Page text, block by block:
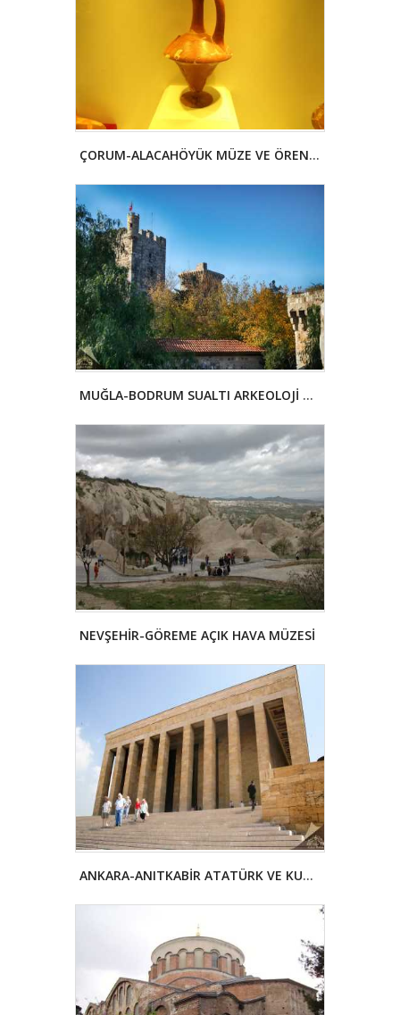
ÇORUM-ALACAHÖYÜK MÜZE VE ÖREN YERİ
MUĞLA-BODRUM SUALTI ARKEOLOJİ MÜZESİ (BODRUM KALESİ)
NEVŞEHİR-GÖREME AÇIK HAVA MÜZESİ
ANKARA-ANITKABİR ATATÜRK VE KURTULUŞ SAVAŞI MÜZESİ